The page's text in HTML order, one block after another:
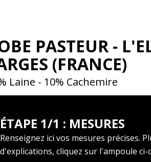
PASTEUR -
(FRANCE)
Laine - 10% Cachemire
ÉTAPE 1/1 : MESURES
Renseignez ici vos mesures précises.
d'explications, cliquez sur l'ampoule ci-